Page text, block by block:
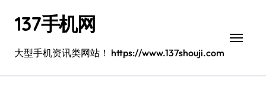
137手机网
大型手机资讯类网站！ https://www.137shouji.com